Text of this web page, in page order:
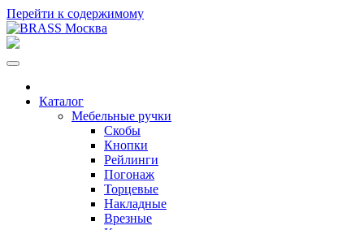
Перейти к содержимому
Каталог
Мебельные ручки
Скобы
Кнопки
Рейлинги
Погонаж
Торцевые
Накладные
Врезные